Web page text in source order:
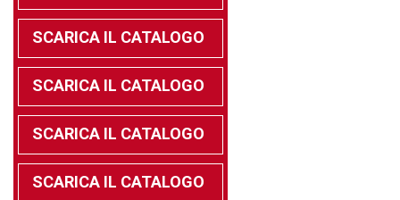
SCARICA IL CATALOGO
SCARICA IL CATALOGO
SCARICA IL CATALOGO
SCARICA IL CATALOGO